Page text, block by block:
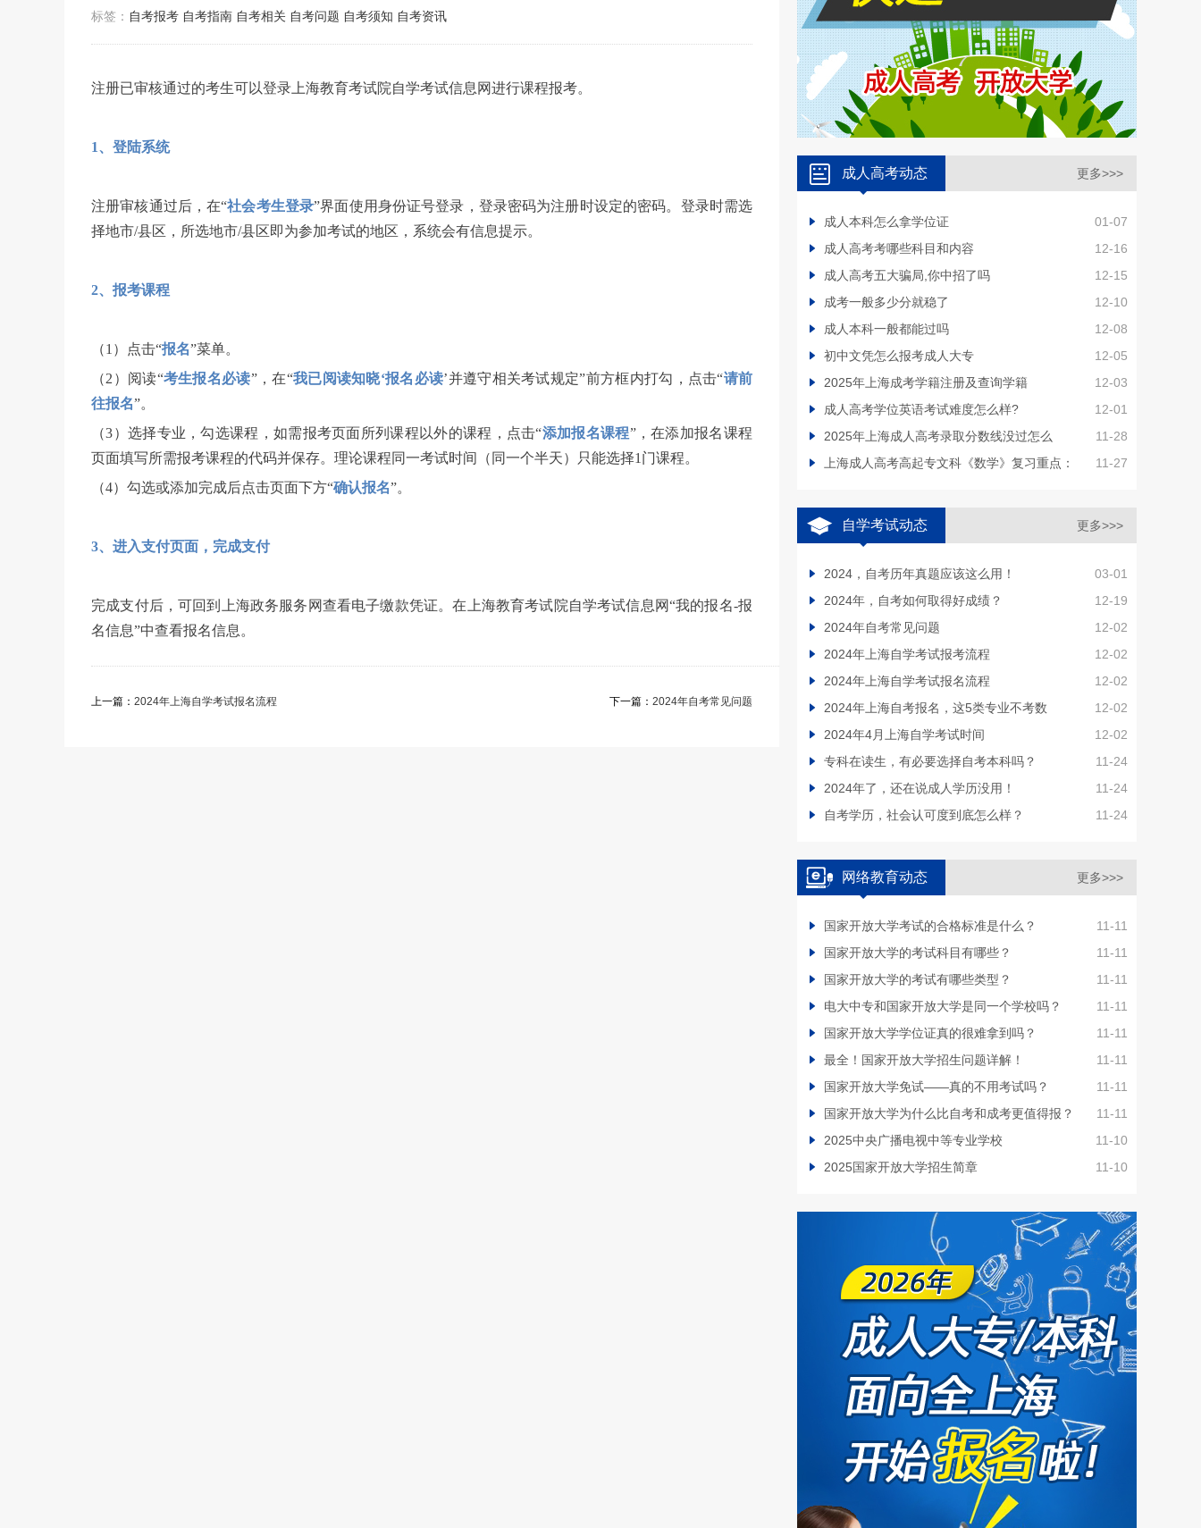
标签： 自考报考 自考指南 自考相关 自考问题 自考须知 自考资讯
注册已审核通过的考生可以登录上海教育考试院自学考试信息网进行课程报考。
1、登陆系统
注册审核通过后，在“社会考生登录”界面使用身份证号登录，登录密码为注册时设定的密码。登录时需选
择地市/县区，所选地市/县区即为参加考试的地区，系统会有信息提示。
2、报考课程
（1）点击“报名”菜单。
（2）阅读“考生报名必读”，在“我已阅读知晓‘报名必读’并遵守相关考试规定”前方框内打勾，点击“请前
往报名”。
（3）选择专业，勾选课程，如需报考页面所列课程以外的课程，点击“添加报名课程”，在添加报名课程
页面填写所需报考课程的代码并保存。理论课程同一考试时间（同一个半天）只能选择1门课程。
（4）勾选或添加完成后点击页面下方“确认报名”。
3、进入支付页面，完成支付
完成支付后，可回到上海政务服务网查看电子缴款凭证。在上海教育考试院自学考试信息网“我的报名-报
名信息”中查看报名信息。
上一篇： 2024年上海自学考试报名流程 下一篇： 2024年自考常见问题
成人高考动态 更多>>>
01-07
成人本科怎么拿学位证
12-16
成人高考考哪些科目和内容
12-15
成人高考五大骗局,你中招了吗
12-10
成考一般多少分就稳了
12-08
成人本科一般都能过吗
12-05
初中文凭怎么报考成人大专
12-03
2025年上海成考学籍注册及查询学籍
12-01
成人高考学位英语考试难度怎么样?
11-28
2025年上海成人高考录取分数线没过怎么
11-27
上海成人高考高起专文科《数学》复习重点：
自学考试动态 更多>>>
03-01
2024，自考历年真题应该这么用！
12-19
2024年，自考如何取得好成绩？
12-02
2024年自考常见问题
12-02
2024年上海自学考试报考流程
12-02
2024年上海自学考试报名流程
12-02
2024年上海自考报名，这5类专业不考数
12-02
2024年4月上海自学考试时间
11-24
专科在读生，有必要选择自考本科吗？
11-24
2024年了，还在说成人学历没用！
11-24
自考学历，社会认可度到底怎么样？
网络教育动态 更多>>>
11-11
国家开放大学考试的合格标准是什么？
11-11
国家开放大学的考试科目有哪些？
11-11
国家开放大学的考试有哪些类型？
11-11
电大中专和国家开放大学是同一个学校吗？
11-11
国家开放大学学位证真的很难拿到吗？
11-11
最全！国家开放大学招生问题详解！
11-11
国家开放大学免试——真的不用考试吗？
11-11
国家开放大学为什么比自考和成考更值得报？
11-10
2025中央广播电视中等专业学校
11-10
2025国家开放大学招生简章